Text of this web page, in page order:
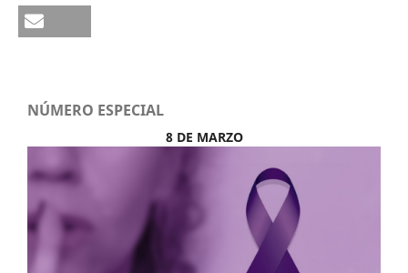
NÚMERO ESPECIAL
8 DE MARZO